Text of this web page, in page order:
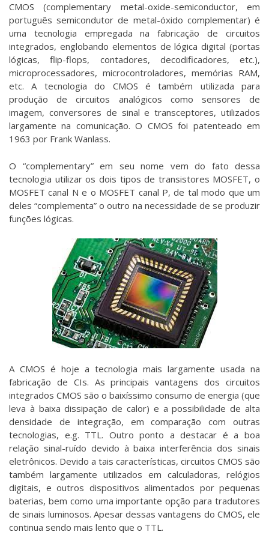
CMOS (complementary metal-oxide-semiconductor, em
português semicondutor de metal-óxido complementar) é
uma tecnologia empregada na fabricação de circuitos
integrados, englobando elementos de lógica digital (portas
lógicas, flip-flops, contadores, decodificadores, etc.),
microprocessadores, microcontroladores, memórias RAM,
etc. A tecnologia do CMOS é também utilizada para
produção de circuitos analógicos como sensores de
imagem, conversores de sinal e transceptores, utilizados
largamente na comunicação. O CMOS foi patenteado em
1963 por Frank Wanlass.
O “complementary” em seu nome vem do fato dessa
tecnologia utilizar os dois tipos de transistores MOSFET, o
MOSFET canal N e o MOSFET canal P, de tal modo que um
deles “complementa” o outro na necessidade de se produzir
funções lógicas.
A CMOS é hoje a tecnologia mais largamente usada na
fabricação de CIs. As principais vantagens dos circuitos
integrados CMOS são o baixíssimo consumo de energia (que
leva à baixa dissipação de calor) e a possibilidade de alta
densidade de integração, em comparação com outras
tecnologias, e.g. TTL. Outro ponto a destacar é a boa
relação sinal-ruído devido à baixa interferência dos sinais
eletrônicos. Devido a tais características, circuitos CMOS são
também largamente utilizados em calculadoras, relógios
digitais, e outros dispositivos alimentados por pequenas
baterias, bem como uma importante opção para tradutores
de sinais luminosos. Apesar dessas vantagens do CMOS, ele
continua sendo mais lento que o TTL.